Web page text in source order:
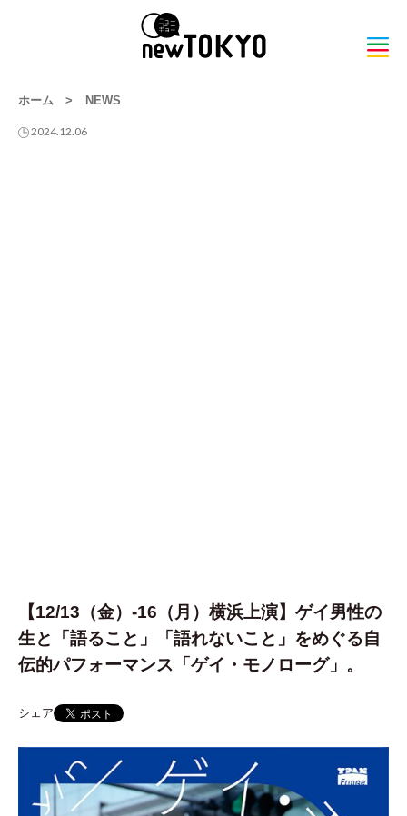
ホーム > NEWS
2024.12.06
【12/13（金）-16（月）横浜上演】ゲイ男性の
生と「語ること」「語れないこと」をめぐる自
伝的パフォーマンス「ゲイ・モノローグ」。
シェア